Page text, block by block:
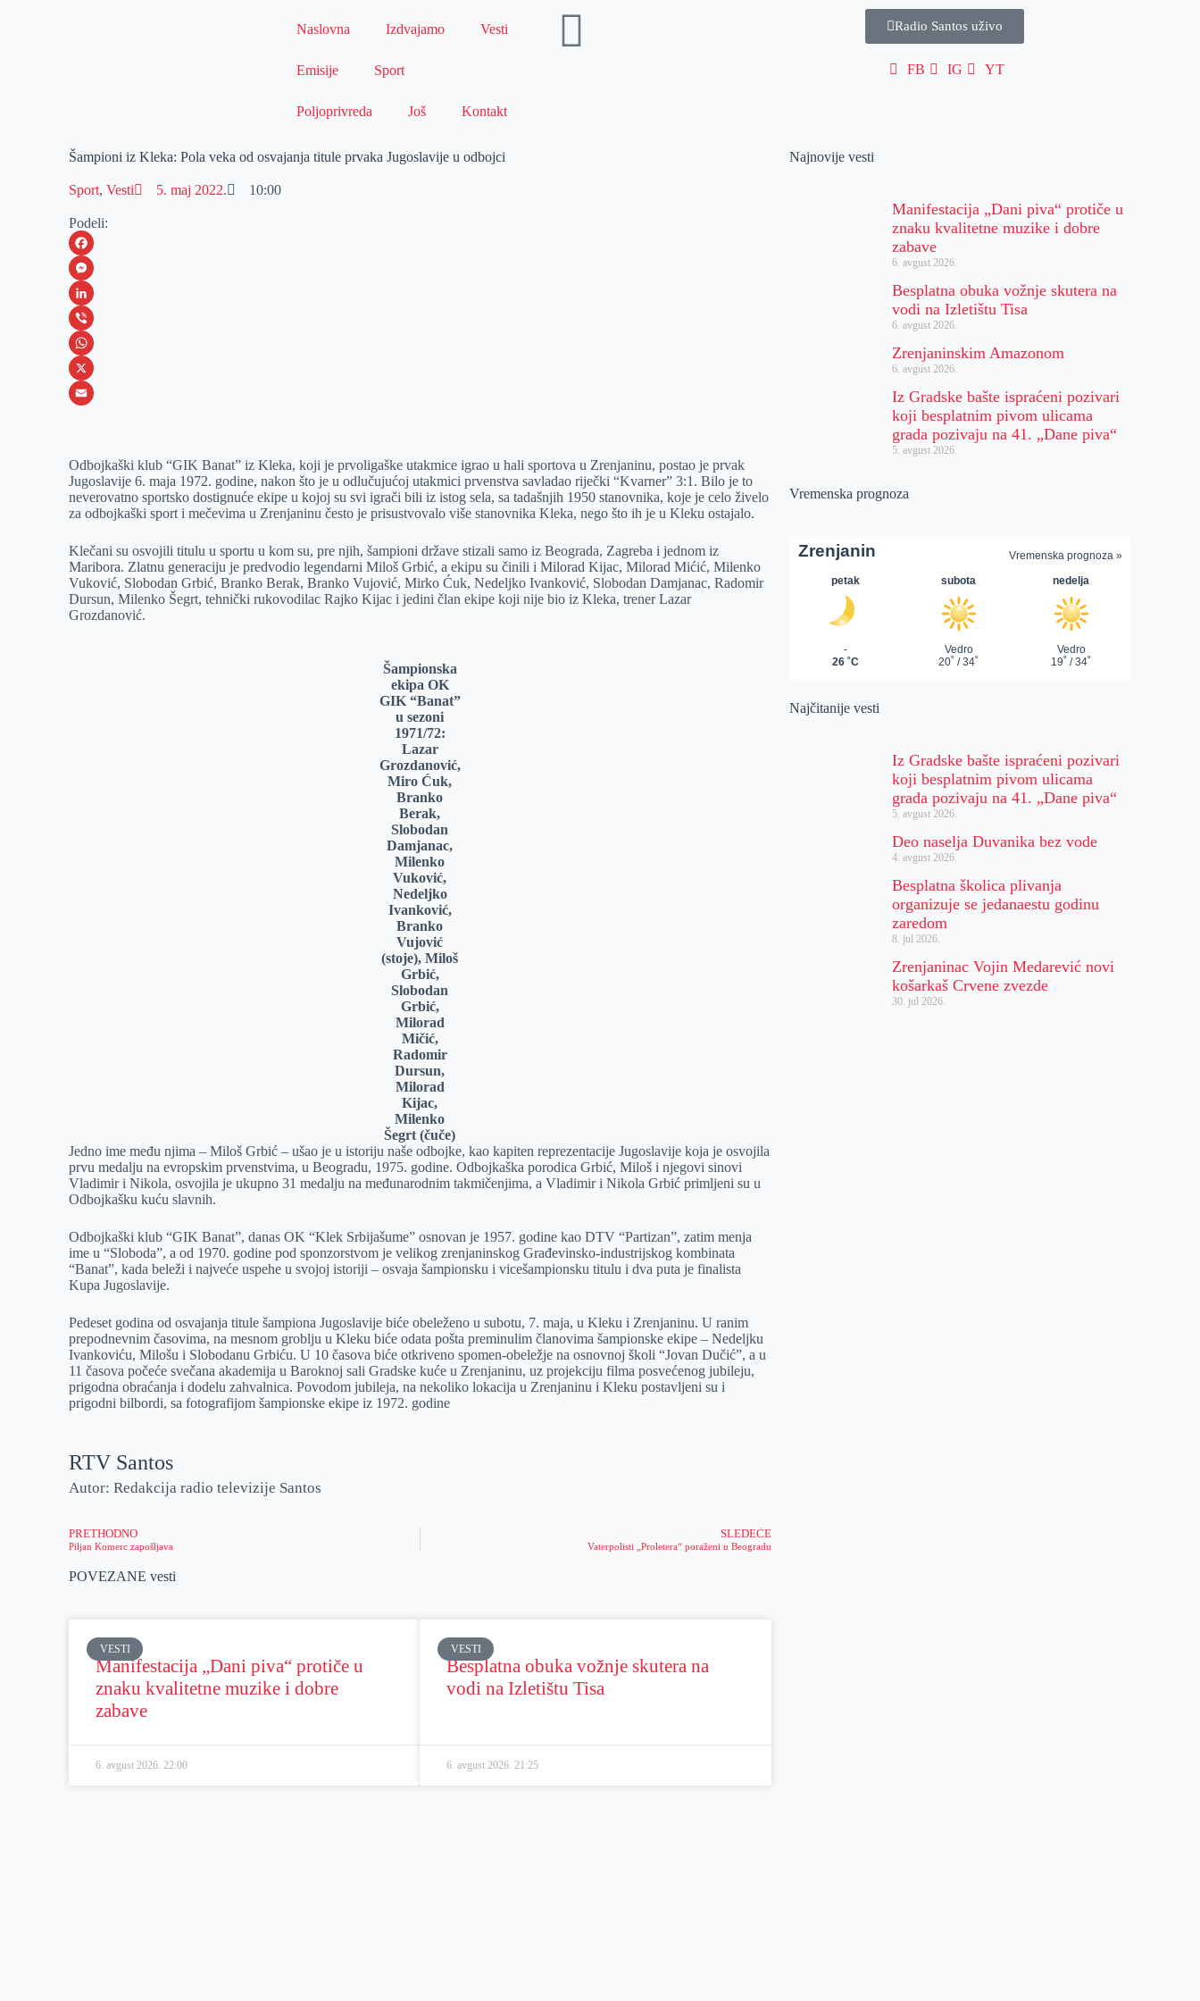
Naslovna Izdvajamo Vesti
Emisije Sport
Poljoprivreda Još Kontakt
Radio Santos uživo
FB IG YT
Šampioni iz Kleka: Pola veka od osvajanja titule prvaka Jugoslavije u odbojci
Sport,Vesti 5. maj 2022. 10:00
Podeli:
F
a
c
e
b
o
M
e
s
s
e
e
r
L
i
n
k
I
n
V
i
b
W
h
s
A
p
p
X
a
i
l
Odbojkaški klub “GIK Banat” iz Kleka, koji je prvoligaške utakmice igrao u hali sportova u Zrenjaninu, postao je prvak
Jugoslavije 6. maja 1972. godine, nakon što je u odlučujućoj utakmici prvenstva savladao riječki “Kvarner” 3:1. Bilo je to
neverovatno sportsko dostignuće ekipe u kojoj su svi igrači bili iz istog sela, sa tadašnjih 1950 stanovnika, koje je celo živelo
za odbojkaški sport i mečevima u Zrenjaninu često je prisustvovalo više stanovnika Kleka, nego što ih je u Kleku ostajalo.
Klečani su osvojili titulu u sportu u kom su, pre njih, šampioni države stizali samo iz Beograda, Zagreba i jednom iz
Maribora. Zlatnu generaciju je predvodio legendarni Miloš Grbić, a ekipu su činili i Milorad Kijac, Milorad Mićić, Milenko
Vuković, Slobodan Grbić, Branko Berak, Branko Vujović, Mirko Ćuk, Nedeljko Ivanković, Slobodan Damjanac, Radomir
Dursun, Milenko Šegrt, tehnički rukovodilac Rajko Kijac i jedini član ekipe koji nije bio iz Kleka, trener Lazar
Grozdanović.
Šampionska
ekipa OK
GIK “Banat”
u sezoni
1971/72:
Lazar
Grozdanović,
Miro Ćuk,
Branko
Berak,
Slobodan
Damjanac,
Milenko
Vuković,
Nedeljko
Ivanković,
Branko
Vujović
(stoje), Miloš
Grbić,
Slobodan
Grbić,
Milorad
Mičić,
Radomir
Dursun,
Milorad
Kijac,
Milenko
Šegrt (čuče)
Jedno ime među njima – Miloš Grbić – ušao je u istoriju naše odbojke, kao kapiten reprezentacije Jugoslavije koja je osvojila
prvu medalju na evropskim prvenstvima, u Beogradu, 1975. godine. Odbojkaška porodica Grbić, Miloš i njegovi sinovi
Vladimir i Nikola, osvojila je ukupno 31 medalju na međunarodnim takmičenjima, a Vladimir i Nikola Grbić primljeni su u
Odbojkašku kuću slavnih.
Odbojkaški klub “GIK Banat”, danas OK “Klek Srbijašume” osnovan je 1957. godine kao DTV “Partizan”, zatim menja
ime u “Sloboda”, a od 1970. godine pod sponzorstvom je velikog zrenjaninskog Građevinsko-industrijskog kombinata
“Banat”, kada beleži i najveće uspehe u svojoj istoriji – osvaja šampionsku i vicešampionsku titulu i dva puta je finalista
Kupa Jugoslavije.
Pedeset godina od osvajanja titule šampiona Jugoslavije biće obeleženo u subotu, 7. maja, u Kleku i Zrenjaninu. U ranim
prepodnevnim časovima, na mesnom groblju u Kleku biće odata pošta preminulim članovima šampionske ekipe – Nedeljku
Ivankoviću, Milošu i Slobodanu Grbiću. U 10 časova biće otkriveno spomen-obeležje na osnovnoj školi “Jovan Dučić”, a u
11 časova počeće svečana akademija u Baroknoj sali Gradske kuće u Zrenjaninu, uz projekciju filma posvećenog jubileju,
prigodna obraćanja i dodelu zahvalnica. Povodom jubileja, na nekoliko lokacija u Zrenjaninu i Kleku postavljeni su i
prigodni bilbordi, sa fotografijom šampionske ekipe iz 1972. godine
RTV Santos
Autor: Redakcija radio televizije Santos
PRETHODNO
Piljan Komerc zapošljava
SLEDEĆE
Vaterpolisti „Proletera“ poraženi u Beogradu
POVEZANE vesti
VESTI
Manifestacija „Dani piva“ protiče u
znaku kvalitetne muzike i dobre
zabave
6. avgust 2026. 22:00
VESTI
Besplatna obuka vožnje skutera na
vodi na Izletištu Tisa
6. avgust 2026. 21:25
Najnovije vesti
Manifestacija „Dani piva“ protiče u
znaku kvalitetne muzike i dobre
zabave
6. avgust 2026.
Besplatna obuka vožnje skutera na
vodi na Izletištu Tisa
6. avgust 2026.
Zrenjaninskim Amazonom
6. avgust 2026.
Iz Gradske bašte ispraćeni pozivari
koji besplatnim pivom ulicama
grada pozivaju na 41. „Dane piva“
5. avgust 2026.
Vremenska prognoza
Najčitanije vesti
Iz Gradske bašte ispraćeni pozivari
koji besplatnim pivom ulicama
grada pozivaju na 41. „Dane piva“
5. avgust 2026.
Deo naselja Duvanika bez vode
4. avgust 2026.
Besplatna školica plivanja
organizuje se jedanaestu godinu
zaredom
8. jul 2026.
Zrenjaninac Vojin Medarević novi
košarkaš Crvene zvezde
30. jul 2026.